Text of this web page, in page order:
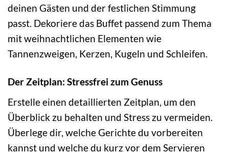
deinen Gästen und der festlichen Stimmung
passt. Dekoriere das Buffet passend zum Thema
mit weihnachtlichen Elementen wie
Tannenzweigen, Kerzen, Kugeln und Schleifen.
Der Zeitplan: Stressfrei zum Genuss
Erstelle einen detaillierten Zeitplan, um den
Überblick zu behalten und Stress zu vermeiden.
Überlege dir, welche Gerichte du vorbereiten
kannst und welche du kurz vor dem Servieren